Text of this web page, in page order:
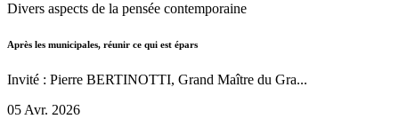
Divers aspects de la pensée contemporaine
Après les municipales, réunir ce qui est épars
Invité : Pierre BERTINOTTI, Grand Maître du Gra...
05 Avr. 2026